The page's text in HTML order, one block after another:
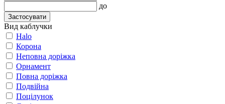
до
Застосувати
Вид каблучки
Halo
Корона
Неповна доріжка
Орнамент
Повна доріжка
Подвійна
Поцілунок